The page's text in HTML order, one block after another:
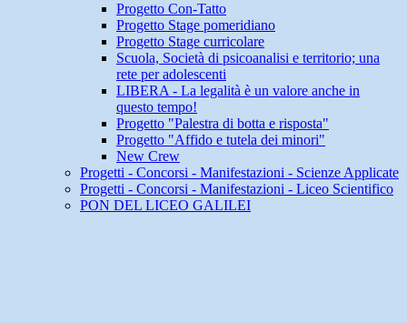
Progetto Con-Tatto
Progetto Stage pomeridiano
Progetto Stage curricolare
Scuola, Società di psicoanalisi e territorio; una
rete per adolescenti
LIBERA - La legalità è un valore anche in
questo tempo!
Progetto "Palestra di botta e risposta"
Progetto "Affido e tutela dei minori"
New Crew
Progetti - Concorsi - Manifestazioni - Scienze Applicate
Progetti - Concorsi - Manifestazioni - Liceo Scientifico
PON DEL LICEO GALILEI